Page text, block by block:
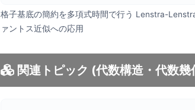
格子基底の簡約を多項式時間で行う Lenstra-
ァントス近似への応用
関連トピック (代数構造・代数幾